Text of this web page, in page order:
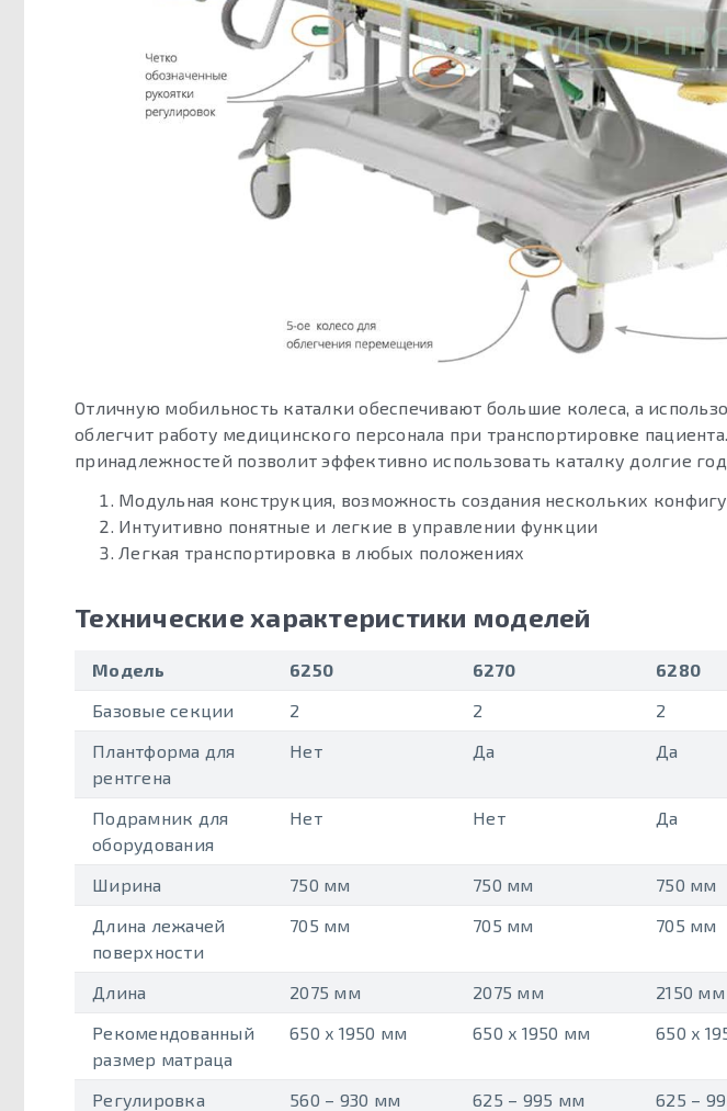
Отличную мобильность каталки обеспечивают большие колеса, а
облегчит работу медицинского персонала при транспортировке
принадлежностей позволит эффективно использовать каталку долгие
Модульная конструкция, возможность создания нескольких
Интуитивно понятные и легкие в управлении функции
Легкая транспортировка в любых положениях
Технические характеристики моделей
Модель 6250 6270 6280
Базовые секции
2 2 2
Плантформа для
рентгена
Нет Да Да
Подрамник для
оборудования
Нет Нет Да
Ширина 750 мм 750 мм 750 мм
Длина лежачей
поверхности
705 мм 705 мм 705 мм
Длина 2075 мм 2075 мм 2150 мм
Рекомендованный
размер матраца
650 x 1950 мм 650 x 1950 мм 650 x
Регулировка
560 – 930 мм 625 – 995 мм 625 –